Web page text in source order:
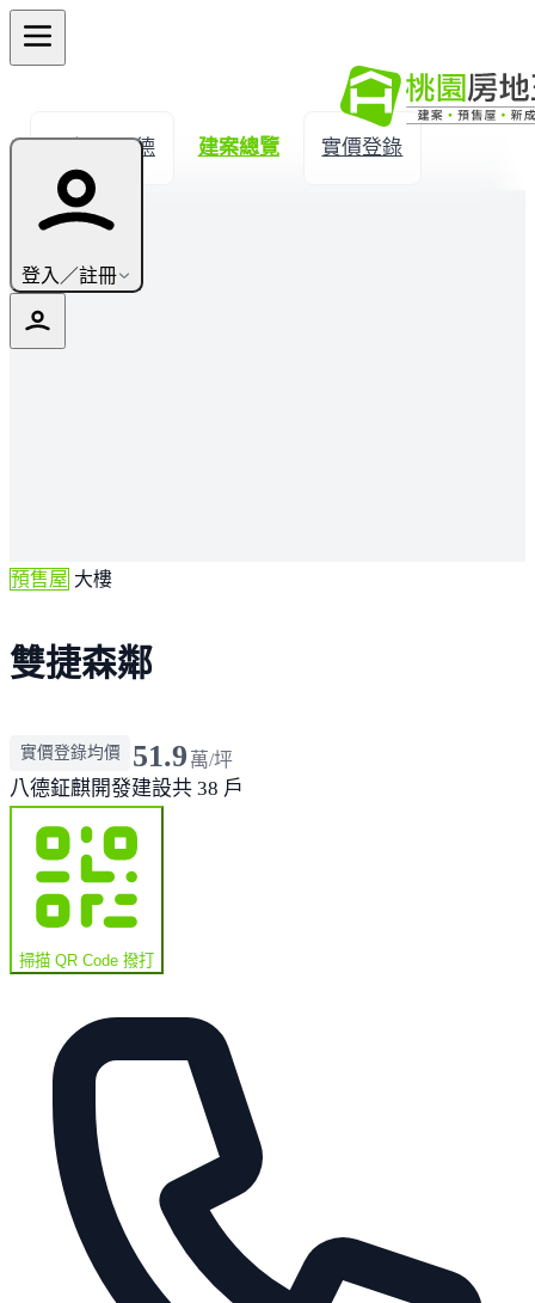
登入／註冊
← 返回八德 建案總覽 實價登錄
預售屋 大樓
雙捷森鄰
實價登錄均價 51.9 萬/坪
八德鉦麒開發建設共 38 戶
掃描 QR Code 撥打